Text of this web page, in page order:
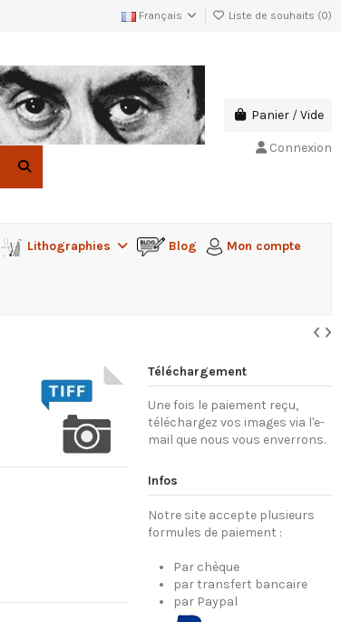
Français Liste de souhaits (0)
Panier /Vide
Connexion
Lithographies Blog Mon compte
Téléchargement
Une fois le paiement reçu,
téléchargez vos images via l'e-
mail que nous vous enverrons.
Infos
Notre site accepte plusieurs
formules de paiement :
Par chèque
par transfert bancaire
par Paypal